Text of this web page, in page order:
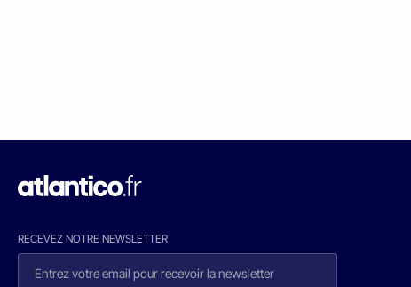
RECEVEZ NOTRE NEWSLETTER